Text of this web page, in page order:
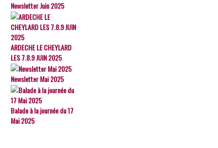
Newsletter Juin 2025
ARDECHE LE CHEYLARD
LES 7.8.9 JUIN 2025
Newsletter Mai 2025
Balade à la journée du 17
Mai 2025